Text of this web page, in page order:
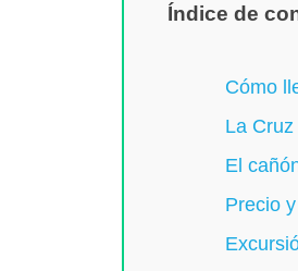
Índice de
Cómo
La
El
Precio